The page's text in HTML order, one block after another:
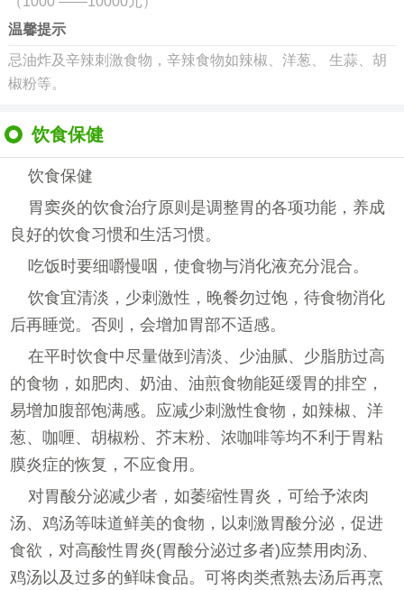
温馨提示
忌油炸及辛辣刺激食物，辛辣食物如辣椒、洋葱、 生蒜、胡
椒粉等。
饮食保健
饮食保健
胃窦炎的饮食治疗原则是调整胃的各项功能，养成
良好的饮食习惯和生活习惯。
吃饭时要细嚼慢咽，使食物与消化液充分混合。
饮食宜清淡，少刺激性，晚餐勿过饱，待食物消化
后再睡觉。否则，会增加胃部不适感。
在平时饮食中尽量做到清淡、少油腻、少脂肪过高
的食物，如肥肉、奶油、油煎食物能延缓胃的排空，
易增加腹部饱满感。应减少刺激性食物，如辣椒、洋
葱、咖喱、胡椒粉、芥末粉、浓咖啡等均不利于胃粘
膜炎症的恢复，不应食用。
对胃酸分泌减少者，如萎缩性胃炎，可给予浓肉
汤、鸡汤等味道鲜美的食物，以刺激胃酸分泌，促进
食欲，对高酸性胃炎(胃酸分泌过多者)应禁用肉汤、
鸡汤以及过多的鲜味食品。可将肉类煮熟去汤后再烹